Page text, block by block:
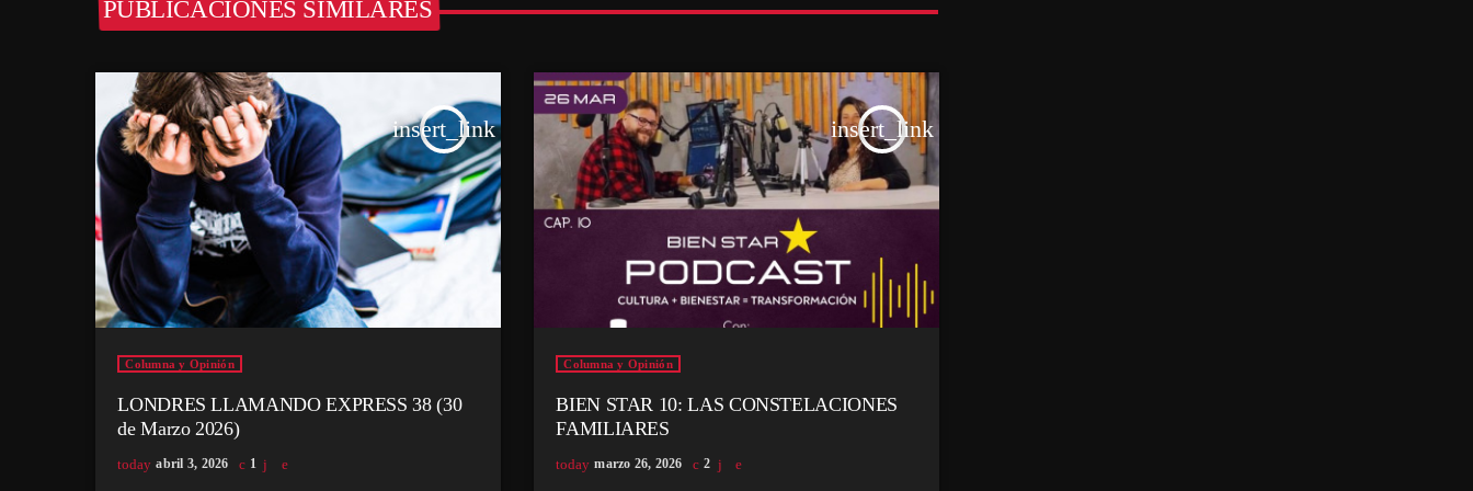
PUBLICACIONES SIMILARES
insert_link
Columna y Opinión
LONDRES LLAMANDO EXPRESS 38 (30
de Marzo 2026)
today abril 3, 2026 1
insert_link
Columna y Opinión
BIEN STAR 10: LAS CONSTELACIONES
FAMILIARES
today marzo 26, 2026 2